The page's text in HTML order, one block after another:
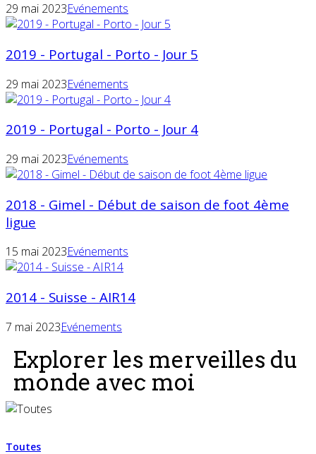
29 mai 2023Evénements
2019 - Portugal - Porto - Jour 5
29 mai 2023Evénements
2019 - Portugal - Porto - Jour 4
29 mai 2023Evénements
2018 - Gimel - Début de saison de foot 4ème
ligue
15 mai 2023Evénements
2014 - Suisse - AIR14
7 mai 2023Evénements
Explorer les merveilles du
monde avec moi
Toutes